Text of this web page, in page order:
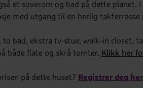
et soverom og bad på dette
med utgang til en herlig
to bad, ekstra tv-stue, walk-in closet,
både flate og skrå tomter. Klikk her
på dette huset? Registrer deg her